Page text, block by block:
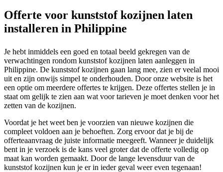
Offerte voor kunststof kozijnen laten
installeren in Philippine
Je hebt inmiddels een goed en totaal beeld gekregen van de
verwachtingen rondom kunststof kozijnen laten aanleggen in
Philippine. De kunststof kozijnen gaan lang mee, zien er veelal mooi
uit en zijn onwijs simpel te onderhouden. Door onze website is het
een optie om meerdere offertes te krijgen. Deze offertes stellen je in
staat om gelijk te zien aan wat voor tarieven je moet denken voor het
zetten van de kozijnen.
Voordat je het weet ben je voorzien van nieuwe kozijnen die
compleet voldoen aan je behoeften. Zorg ervoor dat je bij de
offerteaanvraag de juiste informatie meegeeft. Wanneer je duidelijk
bent in je verzoek is de kans veel groter dat de offerte volledig op
maat kan worden gemaakt. Door de lange levensduur van de
kunststof kozijnen kun je er in ieder geval weer even tegenaan!